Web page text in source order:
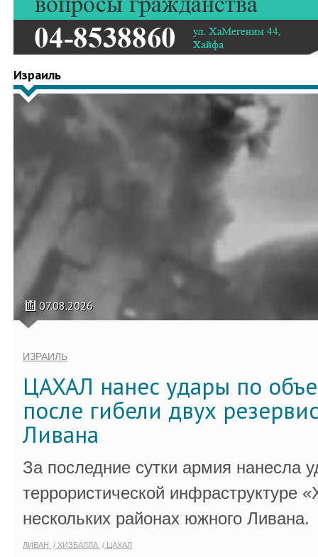
Израиль
07.08.2026
ИЗРАИЛЬ
ЦАХАЛ нанес удары по
после гибели двух
Ливана
За последние сутки армия нанесла
террористической инфраструктуре
нескольких районах южного Ливана.
ЛИВАН ХИЗБАЛЛА ЦАХАЛ